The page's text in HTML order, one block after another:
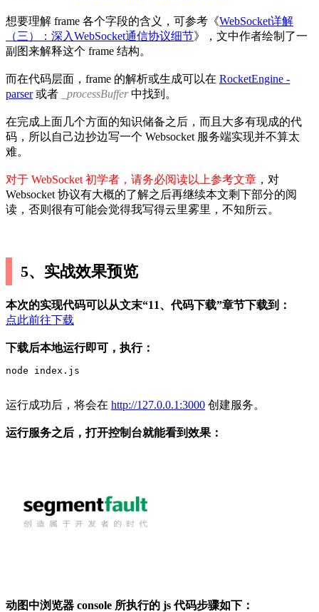
想要理解 frame 各个字段的含义，可参考《WebSocket详解
（三）：深入WebSocket通信协议细节》，文中作者绘制了一
副图来解释这个 frame 结构。
而在代码层面，frame 的解析或生成可以在 RocketEngine -
parser或者 _processBuffer中找到。
在完成上面几个方面的知识储备之后，而且大多有现成的代
码，所以自己边抄边写一个 Websocket 服务端实现并不算太
难。
对于 WebSocket 初学者，请务必阅读以上参考文章 ，对
Websocket 协议有大概的了解之后再继续本文剩下部分的阅
读，否则很有可能会觉得我写得云里雾里，不知所云。
5、实战效果预览
本次的实现代码可以从文末“11、代码下载”章节下载到：
点此前往下载
下载后本地运行即可，执行：
node index.js
运行成功后，将会在 http://127.0.0.1:3000 创建服务。
运行服务之后，打开控制台就能看到效果：
动图中浏览器 console 所执行的 js 代码步骤如下：